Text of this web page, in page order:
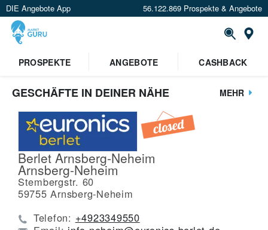
DIE Angebote App 56.122.869 Prospekte & Angebote
PROSPEKTE
ANGEBOTE CASHBACK
GESCHÄFTE IN DEINER NÄHE MEHR
Berlet Arnsberg-Neheim
Arnsberg-Neheim
Stembergstr. 60
59755 Arnsberg-Neheim
Telefon: +4923349550